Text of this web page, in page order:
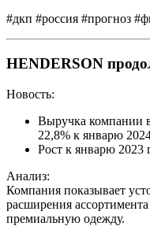
#дкп #россия #прогноз
HENDERSON
Новость:
Выручка компании
22,8% к январю
Рост к январю 2023
Анализ:
Компания показывает
расширения
премиальную одежду.